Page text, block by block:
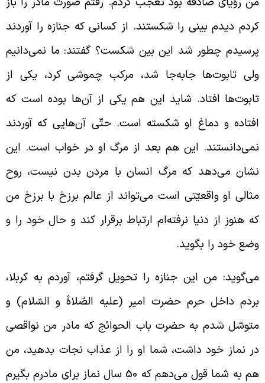
دیدم بینی را شکستند. از کسانی که جنازه را آوردند
چطور شد این بین شکست؟ گفتند: ما نمی‌دانیم
تابوت‌ها جابه‌جا شد، مرکب چموشی کرد، یکی از
افتاد. شاید این هم یکی از آن‌ها بوده است که
و دماغ او شکسته است. حتّی آن‌هایی که آوردند
این هم بعد از مرگ او در خواب است. این
می‌دهد که مرگ انسان با مردن بدن نیست، روح
او واقعیّتی است می‌تواند از عالم برزخ با برزخ من
هنوز از دنیا نرفته‌ام ارتباط برقرار کند و حال خود را و
خود را بگوید.
من این جنازه را تحویل گرفتم، آوردم به کربلا،
داخل حرم حضرت امیر (علیه الصّلاۀ و السّلام) و
شدم به حضرت باب الحوائج که مادر من نواقصی
نماز خود داشت، شما او را از عذاب نجات بدهید، من
هم به شما قول می‌دهم که 50 سال نماز برای مادرم بگیرم